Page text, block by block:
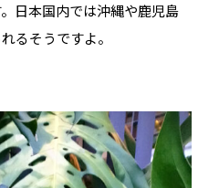
日本国内では沖縄や鹿児島
るそうですよ。